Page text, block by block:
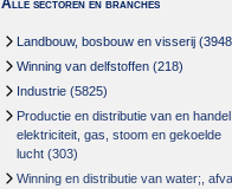
Alle sectoren en branches
Landbouw, bosbouw en visserij
Winning van delfstoffen (218)
Industrie (5825)
Productie en distributie van en
elektriciteit, gas, stoom en gekoelde
lucht (303)
Winning en distributie van water;,